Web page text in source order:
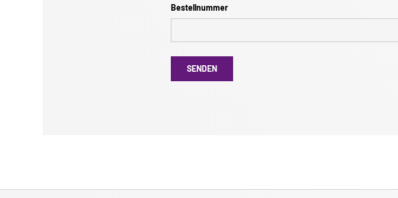
Bestellnummer
SENDEN